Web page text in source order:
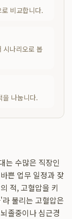
비교합니다.
시나리오로 봅
나눕니다.
는 수많은 직장인
쁜 업무 일정과 잦
적, 고혈압을 키
불리는 고혈압은
졸중이나 심근경